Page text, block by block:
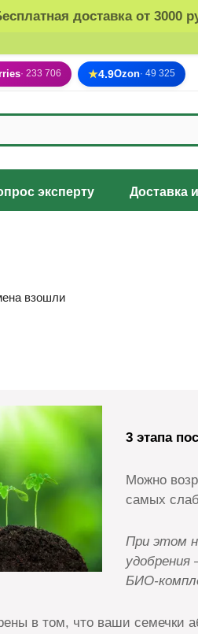
доставка от 3000
· 233 706 ★4.9Ozon· 49 325
эксперту Доставка
взошли
3 этапа
Можно
самых
При этом
удобрения
БИО-
в том, что ваши семечки